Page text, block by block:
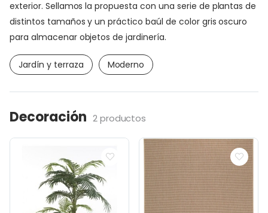
exterior. Sellamos la propuesta con una serie de plantas de
distintos tamaños y un práctico baúl de color gris oscuro
para almacenar objetos de jardinería.
Jardín y terraza Moderno
Decoración 2 productos